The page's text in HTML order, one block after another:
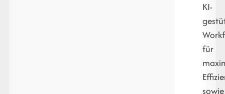
KI-
für
sowie